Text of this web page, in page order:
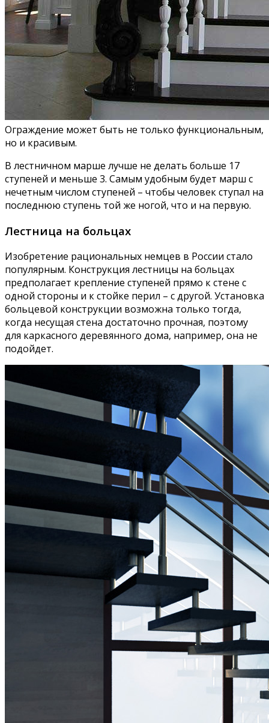
Ограждение может быть не только функциональным,
но и красивым.
В лестничном марше лучше не делать больше 17
ступеней и меньше 3. Самым удобным будет марш с
нечетным числом ступеней – чтобы человек ступал на
последнюю ступень той же ногой, что и на первую.
Лестница на больцах
Изобретение рациональных немцев в России стало
популярным. Конструкция лестницы на больцах
предполагает крепление ступеней прямо к стене с
одной стороны и к стойке перил – с другой. Установка
больцевой конструкции возможна только тогда,
когда несущая стена достаточно прочная, поэтому
для каркасного деревянного дома, например, она не
подойдет.